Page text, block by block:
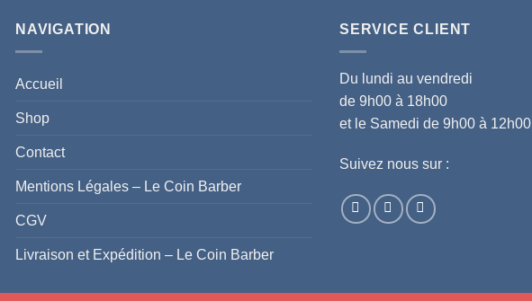
NAVIGATION
Accueil
Shop
Contact
Mentions Légales – Le Coin Barber
CGV
Livraison et Expédition – Le Coin Barber
SERVICE CLIENT
Du lundi au vendredi
de 9h00 à 18h00
et le Samedi de 9h00 à 12h00
Suivez nous sur :